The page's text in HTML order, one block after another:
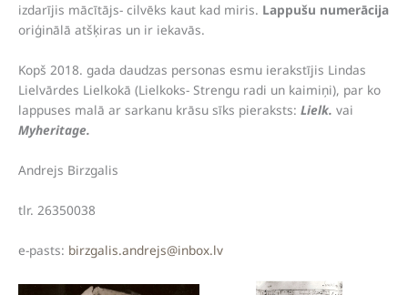
izdarījis mācītājs- cilvēks kaut kad miris. Lappušu numerācija
oriģinālā atšķiras un ir iekavās.
Kopš 2018. gada daudzas personas esmu ierakstījis Lindas
Lielvārdes Lielkokā (Lielkoks- Strengu radi un kaimiņi), par ko
lappuses malā ar sarkanu krāsu sīks pieraksts: Lielk. vai
Myheritage.
Andrejs Birzgalis
tlr. 26350038
e-pasts: birzgalis.andrejs@inbox.lv